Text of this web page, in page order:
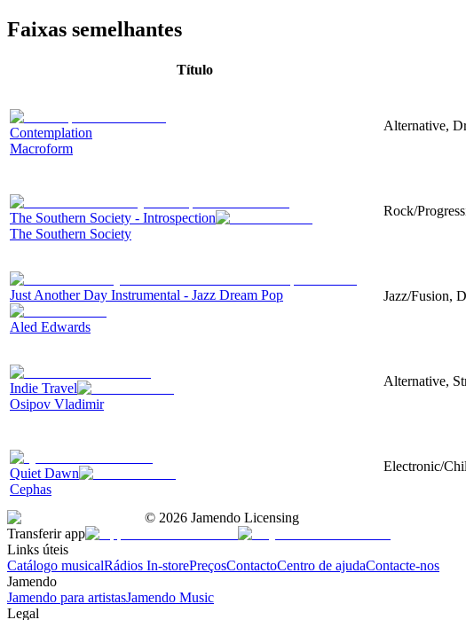
Faixas semelhantes
Título
Contemplation
Macroform
Alternative,
The Southern Society - Introspection
The Southern Society
Rock/
Just Another Day Instrumental - Jazz Dream Pop
Aled Edwards
Jazz/Fusion,
Indie Travel
Osipov Vladimir
Alternative,
Quiet Dawn
Cephas
Electronic/
© 2026 Jamendo Licensing
Transferir app
Links úteis
Catálogo musicalRádios In-storePreçosContactoCentro de ajudaContacte-nos
Jamendo
Jamendo para artistasJamendo Music
Legal